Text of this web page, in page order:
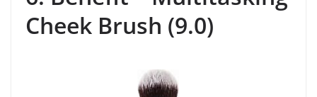
Cheek Brush (9.0)